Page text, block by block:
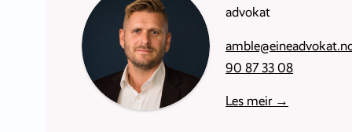
advokat
90 87 33 08
Les meir →